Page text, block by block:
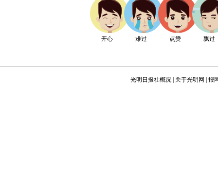
开心 难过 点赞 飘过
光明日报社概况 关于光明网 报